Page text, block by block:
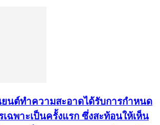
นต์ทำความสะอาดได้รับการกำหนด
ฉพาะเป็นครั้งแรก ซึ่งสะท้อนให้เห็น